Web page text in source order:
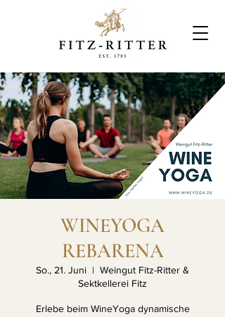
WINEYOGA
REBARENA
So., 21. Juni
  |
Weingut Fitz-Ritter &
Sektkellerei Fitz
Erlebe beim WineYoga dynamische